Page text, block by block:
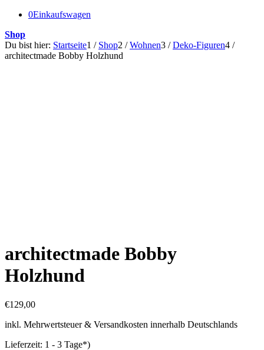
0Einkaufswagen
Shop
Du bist hier: Startseite1 / Shop2 / Wohnen3 / Deko-Figuren4 /
architectmade Bobby Holzhund
architectmade Bobby
Holzhund
€129,00
inkl. Mehrwertsteuer & Versandkosten innerhalb Deutschlands
Lieferzeit: 1 - 3 Tage*)